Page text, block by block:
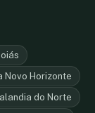
Novo Horizonte
do Norte